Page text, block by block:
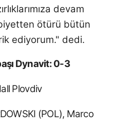
devam
ötürü bütün
ediyorum." dedi.
Dynavit: 0-3
Plovdiv
(POL), Marco